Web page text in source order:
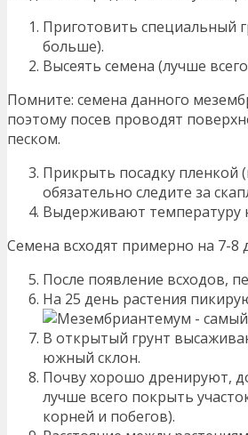
Приготовить специальный
больше).
Высеять семена (лучше
Помните: семена данного
поэтому посев проводят
песком.
Прикрыть посадку пленкой
обязательно следите за
Выдерживают температуру
Семена всходят примерно на 7-8
После появление всходов,
На 25 день растения
В открытый грунт
южный склон.
Почву хорошо дренируют,
лучше всего покрыть
корней и побегов).